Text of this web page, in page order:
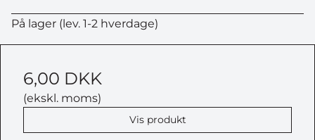
På lager (lev. 1-2 hverdage)
6,00 DKK
(ekskl. moms)
Vis produkt